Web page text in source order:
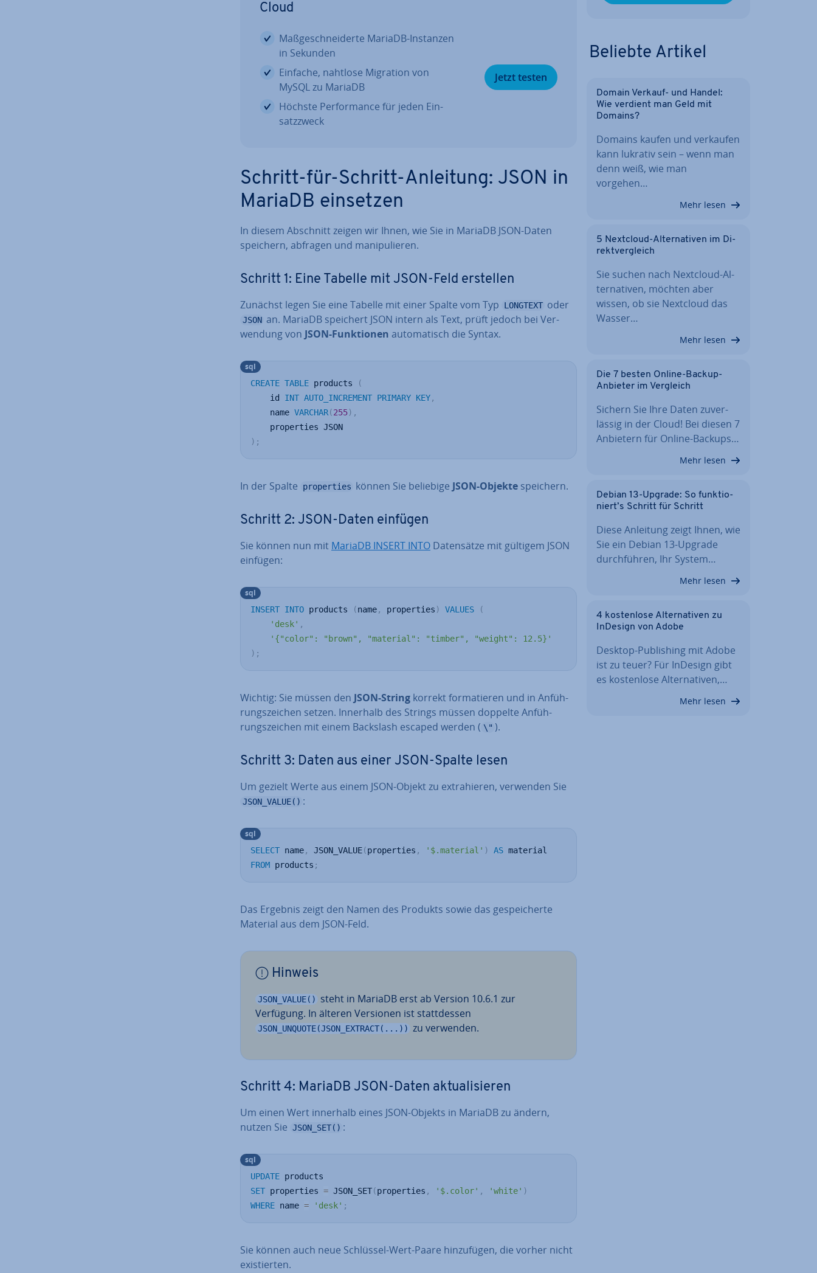
Cloud
Maß­ge­schnei­der­te MariaDB-Instanzen
in Sekunden
Einfache, nahtlose Migration von
MySQL zu MariaDB
Höchste Per­for­mance für jeden Ein­
satz­zweck
Jetzt testen
Schritt-für-Schritt-Anleitung: JSON in
MariaDB einsetzen
In diesem Abschnitt zeigen wir Ihnen, wie Sie in MariaDB JSON-Daten
speichern, abfragen und ma­ni­pu­lie­ren.
Schritt 1: Eine Tabelle mit JSON-Feld erstellen
Zunächst legen Sie eine Tabelle mit einer Spalte vom Typ LONGTEXT oder
JSON an. MariaDB speichert JSON intern als Text, prüft jedoch bei Ver­
wen­dung von JSON-Funk­tio­nen au­to­ma­tisch die Syntax.
CREATE TABLE products
(
    id
INT AUTO_INCREMENT PRIMARY KEY,
    name
VARCHAR(255) ,
) ;
sql
In der Spalte properties können Sie beliebige JSON-Objekte speichern.
Schritt 2: JSON-Daten einfügen
Sie können nun mit MariaDB INSERT INTO Da­ten­sät­ze mit gültigem JSON
einfügen:
INSERT INTO products (name, properties ) VALUES
(
'desk' ,
'{"color": "brown", "material": "timber", "weight": 12.5}'
) ;
sql
Wichtig: Sie müssen den JSON-String korrekt for­ma­tie­ren und in An­füh­
rungs­zei­chen setzen. Innerhalb des Strings müssen doppelte An­füh­
rungs­zei­chen mit einem Backslash escaped werden ( \" ).
Schritt 3: Daten aus einer JSON-Spalte lesen
Um gezielt Werte aus einem JSON-Objekt zu ex­tra­hie­ren, verwenden Sie
JSON_VALUE() :
SELECT name, JSON_VALUE(properties , '$.material' ) AS
FROM products ;
sql
Das Ergebnis zeigt den Namen des Produkts sowie das ge­spei­cher­te
Material aus dem JSON-Feld.
Hinweis
JSON_VALUE()
steht in MariaDB erst ab Version 10.6.1 zur
Verfügung. In älteren Versionen ist statt­des­sen
JSON_UNQUOTE(JSON_EXTRACT(...)) zu verwenden.
Schritt 4: MariaDB JSON-Daten ak­tua­li­sie­ren
Um einen Wert innerhalb eines JSON-Objekts in MariaDB zu ändern,
nutzen Sie JSON_SET() :
UPDATE
SET properties = JSON_SET(properties , '$.color' , 'white' )
WHERE name = 'desk' ;
sql
Sie können auch neue Schlüssel-Wert-Paare hin­zu­fü­gen, die vorher nicht
exis­tier­ten.
Beliebte Artikel
Domain Verkauf- und Handel:
Wie verdient man Geld mit
Domains?
Domains kaufen und verkaufen
kann lukrativ sein – wenn man
denn weiß, wie man
vorgehen…
Mehr lesen
5 Nextcloud-Al­ter­na­ti­ven im Di­
rekt­ver­gleich
Sie suchen nach Nextcloud-Al­
ter­na­ti­ven, möchten aber
wissen, ob sie Nextcloud das
Wasser…
Mehr lesen
Die 7 besten Online-Backup-
Anbieter im Vergleich
Sichern Sie Ihre Daten zu­ver­
läs­sig in der Cloud! Bei diesen 7
Anbietern für Online-Backups…
Mehr lesen
Debian 13-Upgrade: So funk­tio­
niert’s Schritt für Schritt
Diese Anleitung zeigt Ihnen, wie
Sie ein Debian 13-Upgrade
durch­füh­ren, Ihr System…
Mehr lesen
4 kos­ten­lo­se Al­ter­na­ti­ven zu
InDesign von Adobe
Desktop-Pu­bli­shing mit Adobe
ist zu teuer? Für InDesign gibt
es kos­ten­lo­se Al­ter­na­ti­ven,…
Mehr lesen